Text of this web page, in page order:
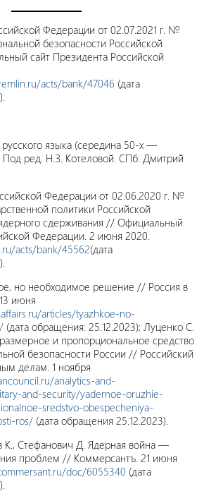
Федерации от 02.07.2021 г. №
безопасности Российской
сайт Президента Российской
acts/bank/47046 (дата
языка (середина 50-х —
Под ред. Н.З. Котеловой. СПб: Дмитрий
Федерации от 02.06.2020 г. №
политики Российской
сдерживания // Официальный
Федерации. 2 июня 2020.
acts/bank/45562(дата
но необходимое решение // Россия в
июня
articles/tyazhkoe-no-
(дата обращения: 25.12.2023); Луценко С.
и пропорциональное средство
безопасности России // Российский
делам. 1 ноября
analytics-and-
and-security/yadernoe-oruzhie-
sredstvo-obespecheniya-
ros/ (дата обращения 25.12.2023).
К., Стефанович Д. Ядерная война —
проблем // Коммерсантъ. 21 июня
doc/6055340 (дата